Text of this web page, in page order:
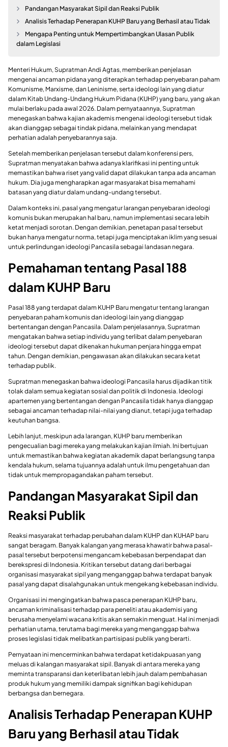
Pandangan Masyarakat Sipil dan Reaksi Publik
Analisis Terhadap Penerapan KUHP Baru yang Berhasil atau Tidak
Mengapa Penting untuk Mempertimbangkan Ulasan Publik
dalam Legislasi
Menteri Hukum, Supratman Andi Agtas, memberikan penjelasan
mengenai ancaman pidana yang diterapkan terhadap penyebaran paham
Komunisme, Marxisme, dan Leninisme, serta ideologi lain yang diatur
dalam Kitab Undang-Undang Hukum Pidana (KUHP) yang baru, yang akan
mulai berlaku pada awal 2026. Dalam pernyataannya, Supratman
menegaskan bahwa kajian akademis mengenai ideologi tersebut tidak
akan dianggap sebagai tindak pidana, melainkan yang mendapat
perhatian adalah penyebarannya saja.
Setelah memberikan penjelasan tersebut dalam konferensi pers,
Supratman menyatakan bahwa adanya klarifikasi ini penting untuk
memastikan bahwa riset yang valid dapat dilakukan tanpa ada ancaman
hukum. Dia juga mengharapkan agar masyarakat bisa memahami
batasan yang diatur dalam undang-undang tersebut.
Dalam konteks ini, pasal yang mengatur larangan penyebaran ideologi
komunis bukan merupakan hal baru, namun implementasi secara lebih
ketat menjadi sorotan. Dengan demikian, penetapan pasal tersebut
bukan hanya mengatur norma, tetapi juga menciptakan iklim yang sesuai
untuk perlindungan ideologi Pancasila sebagai landasan negara.
Pemahaman tentang Pasal 188
dalam KUHP Baru
Pasal 188 yang terdapat dalam KUHP Baru mengatur tentang larangan
penyebaran paham komunis dan ideologi lain yang dianggap
bertentangan dengan Pancasila. Dalam penjelasannya, Supratman
mengatakan bahwa setiap individu yang terlibat dalam penyebaran
ideologi tersebut dapat dikenakan hukuman penjara hingga empat
tahun. Dengan demikian, pengawasan akan dilakukan secara ketat
terhadap publik.
Supratman menegaskan bahwa ideologi Pancasila harus dijadikan titik
tolak dalam semua kegiatan sosial dan politik di Indonesia. Ideologi
apartemen yang bertentangan dengan Pancasila tidak hanya dianggap
sebagai ancaman terhadap nilai-nilai yang dianut, tetapi juga terhadap
keutuhan bangsa.
Lebih lanjut, meskipun ada larangan, KUHP baru memberikan
pengecualian bagi mereka yang melakukan kajian ilmiah. Ini bertujuan
untuk memastikan bahwa kegiatan akademik dapat berlangsung tanpa
kendala hukum, selama tujuannya adalah untuk ilmu pengetahuan dan
tidak untuk mempropagandakan paham tersebut.
Pandangan Masyarakat Sipil dan
Reaksi Publik
Reaksi masyarakat terhadap perubahan dalam KUHP dan KUHAP baru
sangat beragam. Banyak kalangan yang merasa khawatir bahwa pasal-
pasal tersebut berpotensi mengancam kebebasan berpendapat dan
berekspresi di Indonesia. Kritikan tersebut datang dari berbagai
organisasi masyarakat sipil yang menganggap bahwa terdapat banyak
pasal yang dapat disalahgunakan untuk mengekang kebebasan individu.
Organisasi ini mengingatkan bahwa pasca penerapan KUHP baru,
ancaman kriminalisasi terhadap para peneliti atau akademisi yang
berusaha menyelami wacana kritis akan semakin menguat. Hal ini menjadi
perhatian utama, terutama bagi mereka yang menganggap bahwa
proses legislasi tidak melibatkan partisipasi publik yang berarti.
Pernyataan ini mencerminkan bahwa terdapat ketidakpuasan yang
meluas di kalangan masyarakat sipil. Banyak di antara mereka yang
meminta transparansi dan keterlibatan lebih jauh dalam pembahasan
produk hukum yang memiliki dampak signifikan bagi kehidupan
berbangsa dan bernegara.
Analisis Terhadap Penerapan KUHP
Baru yang Berhasil atau Tidak